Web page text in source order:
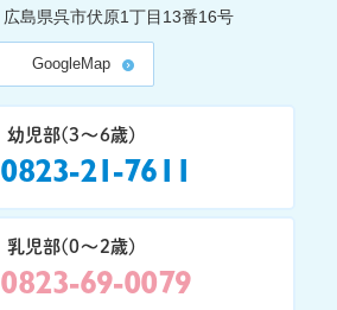
広島県呉市伏原1丁目13番16号
GoogleMap
幼児部(3〜6歳)
0823-21-7611
乳児部(0〜2歳)
0823-69-0079